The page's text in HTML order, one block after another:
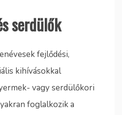
serdülők
fejlődési,
kihívásokkal
vagy serdülőkori
foglalkozik a